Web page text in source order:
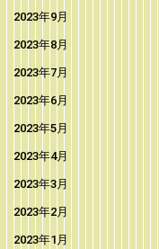
2023年9月
2023年8月
2023年7月
2023年6月
2023年5月
2023年4月
2023年3月
2023年2月
2023年1月